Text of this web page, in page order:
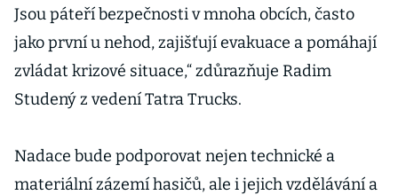
Jsou páteří bezpečnosti v mnoha obcích, často
jako první u nehod, zajišťují evakuace a pomáhají
zvládat krizové situace,“ zdůrazňuje Radim
Studený z vedení Tatra Trucks.
Nadace bude podporovat nejen technické a
materiální zázemí hasičů, ale i jejich vzdělávání a